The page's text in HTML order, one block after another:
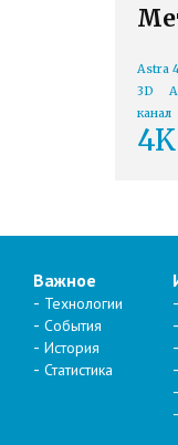
Astra
3D
канал
4K
Важное
Технологии
События
История
Статистика